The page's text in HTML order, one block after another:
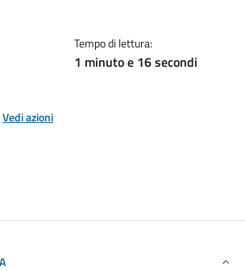
Tempo di lettura:
1 minuto e 16 secondi
Vedi azioni